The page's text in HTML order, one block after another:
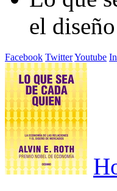
el
Facebook TwitterYoutube